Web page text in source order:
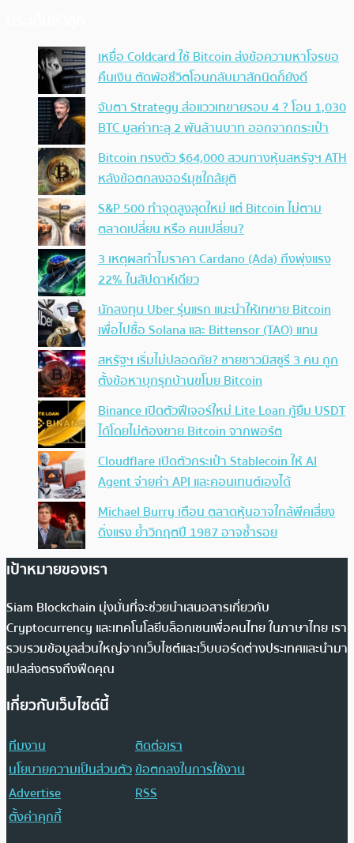
เหยื่อ Coldcard ใช้ Bitcoin ส่งข้อความหาโจรขอ
คืนเงิน ตัดพ้อชีวิตโอนกลับมาสักนิดก็ยังดี
จับตา Strategy ส่อแววเทขายรอบ 4 ? โอน 1,030
BTC มูลค่าทะลุ 2 พันล้านบาท ออกจากกระเป๋า
Bitcoin ทรงตัว $64,000 สวนทางหุ้นสหรัฐฯ ATH
หลังข้อตกลงฮอร์มุซใกล้ยุติ
S&P 500 ทำจุดสูงสุดใหม่ แต่ Bitcoin ไม่ตาม
ตลาดเปลี่ยน หรือ คนเปลี่ยน?
3 เหตุผลทำไมราคา Cardano (Ada) ถึงพุ่งแรง
22% ในสัปดาห์เดียว
นักลงทุน Uber รุ่นแรก แนะนำให้เทขาย Bitcoin
เพื่อไปซื้อ Solana และ Bittensor (TAO) แทน
สหรัฐฯ เริ่มไม่ปลอดภัย? ชายชาวมิสซูรี 3 คน ถูก
ตั้งข้อหาบุกรุกบ้านขโมย Bitcoin
Binance เปิดตัวฟีเจอร์ใหม่ Lite Loan กู้ยืม USDT
ได้โดยไม่ต้องขาย Bitcoin จากพอร์ต
Cloudflare เปิดตัวกระเป๋า Stablecoin ให้ AI
Agent จ่ายค่า API และคอนเทนต์เองได้
Michael Burry เตือน ตลาดหุ้นอาจใกล้พีคเสี่ยง
ดิ่งแรง ย้ำวิกฤตปี 1987 อาจซ้ำรอย
เป้าหมายของเรา
Siam Blockchain มุ่งมั่นที่จะช่วยนำเสนอสารเกี่ยวกับ
Cryptocurrency และเทคโนโลยีบล็อกเชนเพื่อคนไทย ในภาษาไทย เรา
รวบรวมข้อมูลส่วนใหญ่จากเว็บไซต์และเว็บบอร์ดต่างประเทศและนำมา
แปลส่งตรงถึงฟีดคุณ
เกี่ยวกับเว็บไซต์นี้
ทีมงาน
ติดต่อเรา
นโยบายความเป็นส่วนตัวข้อตกลงในการใช้งาน
Advertise
RSS
ตั้งค่าคุกกี้